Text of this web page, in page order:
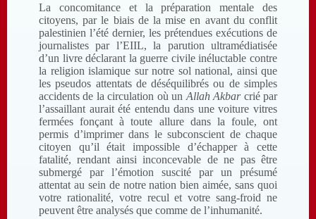
La concomitance et la préparation mentale des
citoyens, par le biais de la mise en avant du conflit
palestinien l’été dernier, les prétendues exécutions de
journalistes par l’EIIL, la parution ultramédiatisée
d’un livre déclarant la guerre civile inéluctable contre
la religion islamique sur notre sol national, ainsi que
les pseudos attentats de déséquilibrés ou de simples
accidents de la circulation où un Allah Akbarcrié par
l’assaillant aurait été entendu dans une voiture vitres
fermées fonçant à toute allure dans la foule, ont
permis d’imprimer dans le subconscient de chaque
citoyen qu’il était impossible d’échapper à cette
fatalité, rendant ainsi inconcevable de ne pas être
submergé par l’émotion suscité par un présumé
attentat au sein de notre nation bien aimée, sans quoi
votre rationalité, votre recul et votre sang-froid ne
peuvent être analysés que comme de l’inhumanité.